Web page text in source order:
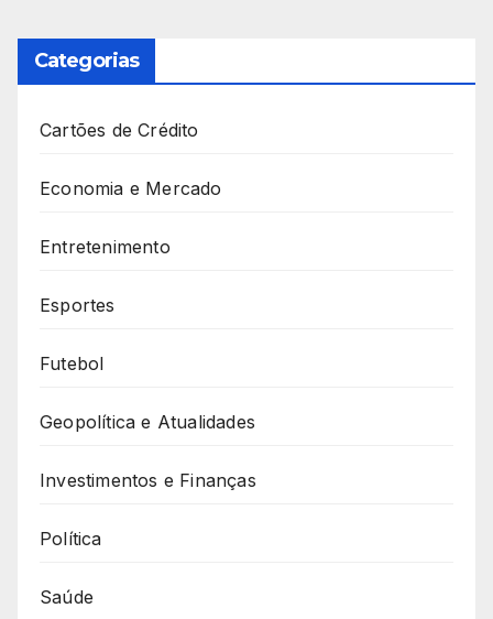
Categorias
Cartões de Crédito
Economia e Mercado
Entretenimento
Esportes
Futebol
Geopolítica e Atualidades
Investimentos e Finanças
Política
Saúde